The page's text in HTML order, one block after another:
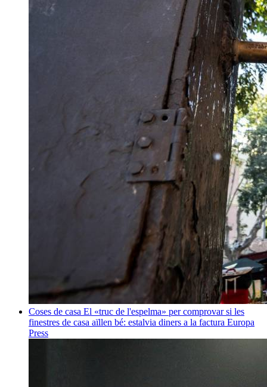
Coses de casa El «truc de l'espelma» per comprovar si les
finestres de casa aïllen bé: estalvia diners a la factura Europa
Press